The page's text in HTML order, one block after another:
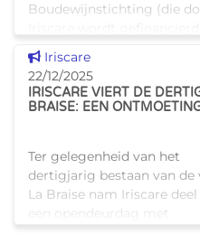
Boudewijnstichting (die
voor het project "It takes a
village") en het Fonds
Op het progr
Dit nieuws tonen
Iriscare
22/12/2025
IRISCARE VIERT DE
BRAISE: EEN
Ter gelegenheid van het
dertigjarig bestaan van de
La Braise nam Iriscare deel
een opendeurdag met